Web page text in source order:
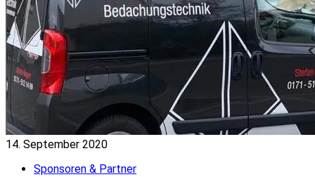
14. September 2020
Sponsoren & Partner